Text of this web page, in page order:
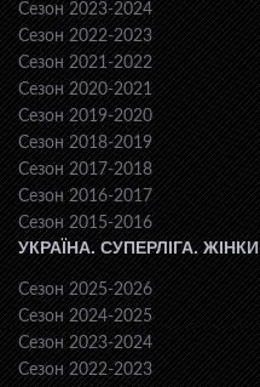
Сезон 2023-2024
Сезон 2022-2023
Сезон 2021-2022
Сезон 2020-2021
Сезон 2019-2020
Сезон 2018-2019
Сезон 2017-2018
Сезон 2016-2017
Сезон 2015-2016
УКРАЇНА. СУПЕРЛІГА. ЖІНКИ
Сезон 2025-2026
Сезон 2024-2025
Сезон 2023-2024
Сезон 2022-2023